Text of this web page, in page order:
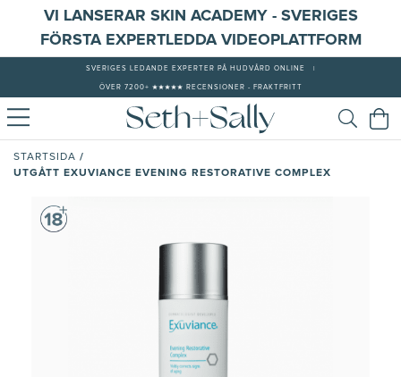
VI LANSERAR SKIN ACADEMY - SVERIGES
FÖRSTA EXPERTLEDDA VIDEOPLATTFORM
SVERIGES LEDANDE EXPERTER PÅ HUDVÅRD ONLINE
ÖVER 7200+ ★★★★★ RECENSIONER - FRAKTFRITT
STARTSIDA /
UTGÅTT EXUVIANCE EVENING RESTORATIVE COMPLEX